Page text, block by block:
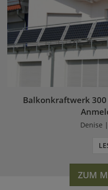
Balkonkraftwerk
Denise
ZUM